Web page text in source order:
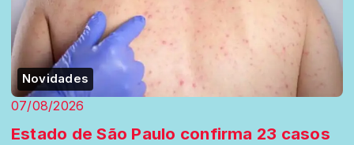
Novidades
07/08/2026
Estado de São Paulo confirma 23 casos